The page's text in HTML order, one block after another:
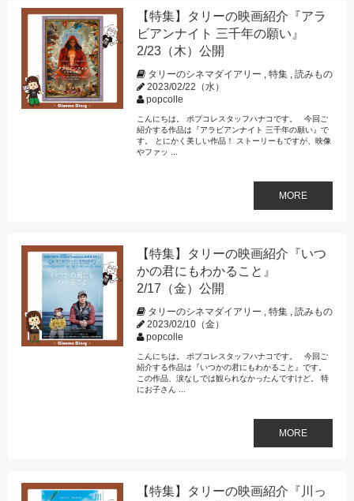
【特集】タリーの映画紹介『アラ
ビアンナイト 三千年の願い』
2/23（木）公開
タリーのシネマダイアリー , 特集, 読みもの
2023/02/22（水）
popcolle
こんにちは。 ポプコレスタッフハナコです。 今回ご
紹介する作品は『アラビアンナイト 三千年の願い』で
す。 とにかく美しい作品！ ストーリーもですが、映像
やファッ ...
MORE
【特集】タリーの映画紹介『いつ
かの君にもわかること』
2/17（金）公開
タリーのシネマダイアリー , 特集, 読みもの
2023/02/10（金）
popcolle
こんにちは。 ポプコレスタッフハナコです。 今回ご
紹介する作品は『いつかの君にもわかること』です。
この作品、涙なしでは観られなかったんですけど。 特
にお子さん ...
MORE
【特集】タリーの映画紹介『川っ